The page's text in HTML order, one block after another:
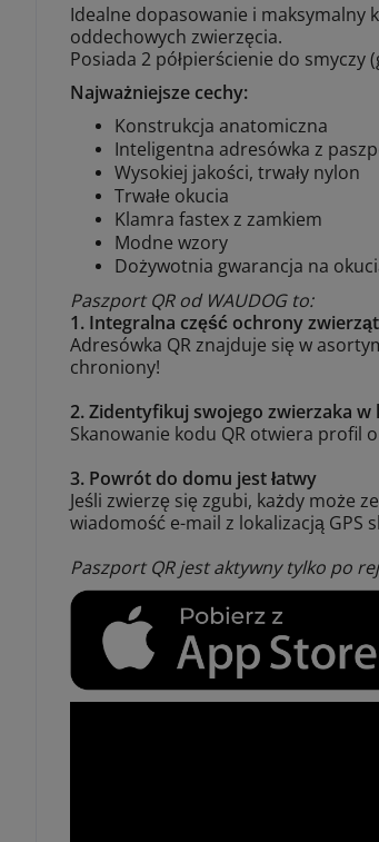
Idealne dopasowanie i maksymalny
oddechowych zwierzęcia.
Posiada 2 półpierścienie do
Najważniejsze cechy:
Konstrukcja anatomiczna
Inteligentna adresówka z
Wysokiej jakości, trwały nylon
Trwałe okucia
Klamra fastex z zamkiem
Modne wzory
Dożywotnia gwarancja na
Paszport QR od WAUDOG to:
1. Integralna część ochrony zwierząt
Adresówka QR znajduje się w
chroniony!
2. Zidentyfikuj swojego zwierzaka w
Skanowanie kodu QR otwiera profil
3. Powrót do domu jest łatwy
Jeśli zwierzę się zgubi, każdy może
wiadomość e-mail z lokalizacją GPS
Paszport QR jest aktywny tylko po